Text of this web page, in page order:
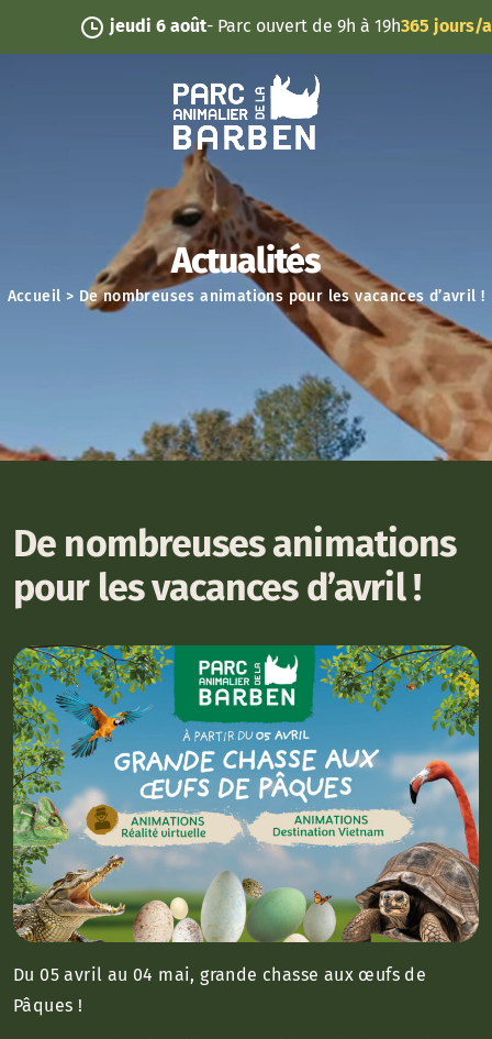
Panneau de gestion des cookies
jeudi 6 août- Parc ouvert de 9h à 19h 365 jours/an
Actualités
Accueil > De nombreuses animations pour les vacances d’avril !
De nombreuses animations
pour les vacances d’avril !
Du 05 avril au 04 mai, grande chasse aux œufs de
Pâques !